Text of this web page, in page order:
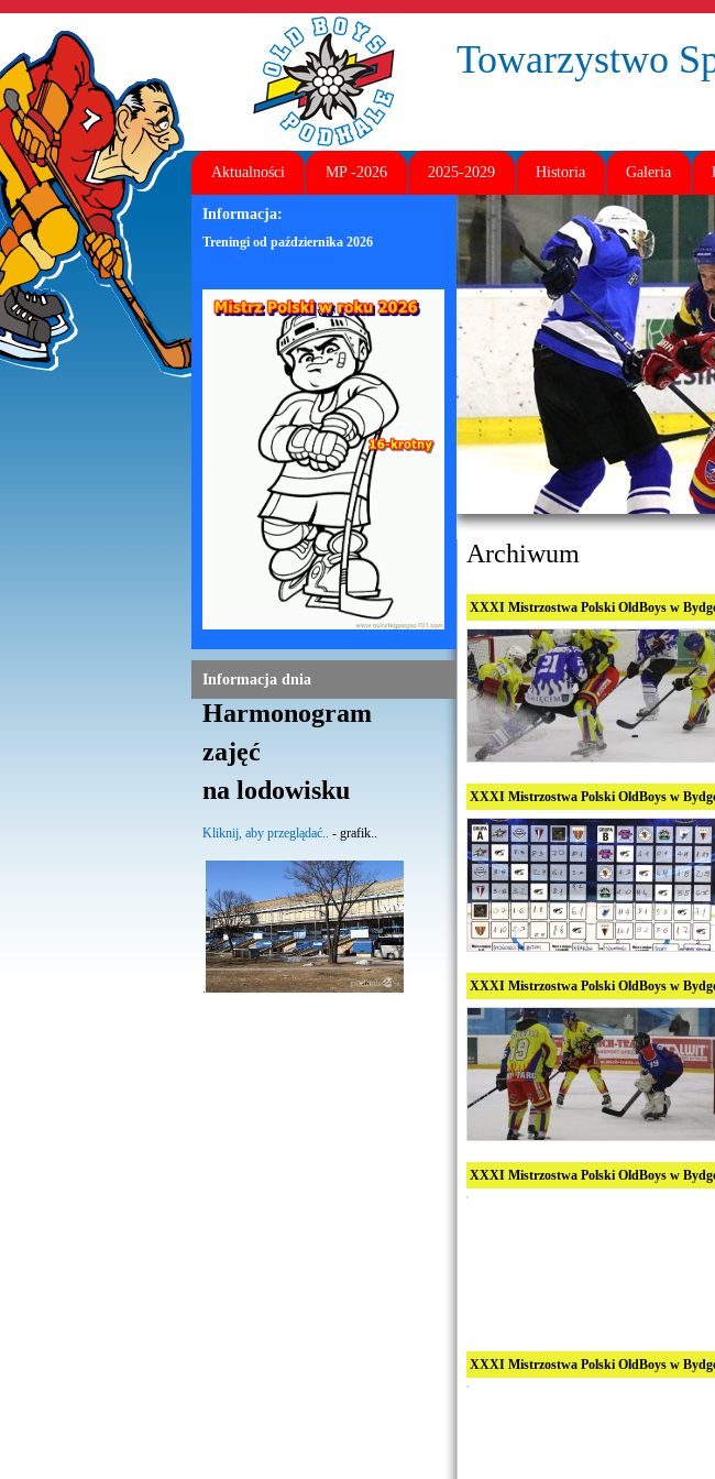
Towarzystwo
Aktualności MP -2026 2025-2029 Historia Galeria
Informacja:
Treningi od października 2026
Informacja dnia
Harmonogram
zajęć
na lodowisku
Kliknij, aby przeglądać.. - grafik..
.
Archiwum
XXXI Mistrzostwa Polski OldBoys w
XXXI Mistrzostwa Polski OldBoys w
XXXI Mistrzostwa Polski OldBoys w
XXXI Mistrzostwa Polski OldBoys w
XXXI Mistrzostwa Polski OldBoys w